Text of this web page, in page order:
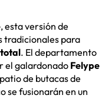
, esta versión de
tradicionales para
. El departamento
el galardonado Felype
de butacas de
se fusionarán en un